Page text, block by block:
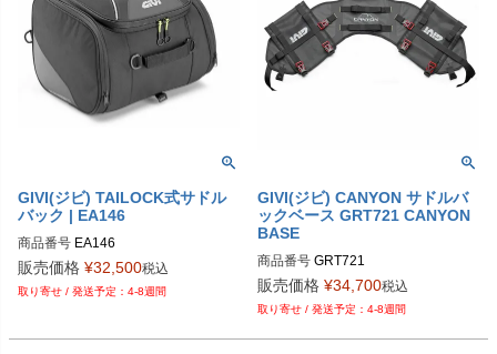
GIVI(ジビ) TAILOCK式サドル
バック | EA146
商品番号 EA146
販売価格 ¥32,500税込
4-8週間
GIVI(ジビ) CANYON サドルバ
ックベース GRT721 CANYON
BASE
商品番号 GRT721
販売価格 ¥34,700税込
4-8週間